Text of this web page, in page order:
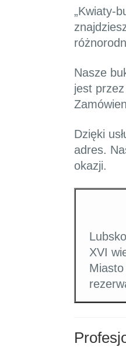
„Kwiaty-
Nasze
jest
Dzięki
adres.
okazji.
XVI